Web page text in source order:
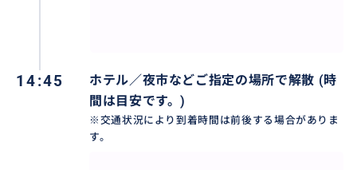
14:45
ホテル／夜市などご指定の場所で解散 (時
間は目安です。)
※交通状況により到着時間は前後する場合がありま
す。